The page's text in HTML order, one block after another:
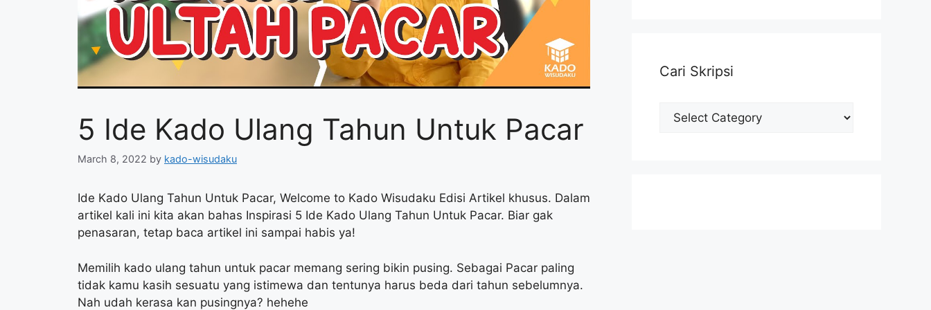
5 Ide Kado Ulang Tahun Untuk Pacar
March 8, 2022 by kado-wisudaku
Ide Kado Ulang Tahun Untuk Pacar, Welcome to Kado Wisudaku Edisi Artikel khusus. Dalam
artikel kali ini kita akan bahas Inspirasi 5 Ide Kado Ulang Tahun Untuk Pacar. Biar gak
penasaran, tetap baca artikel ini sampai habis ya!
Memilih kado ulang tahun untuk pacar memang sering bikin pusing. Sebagai Pacar paling
tidak kamu kasih sesuatu yang istimewa dan tentunya harus beda dari tahun sebelumnya.
Nah udah kerasa kan pusingnya? hehehe
Cari Skripsi
Cari